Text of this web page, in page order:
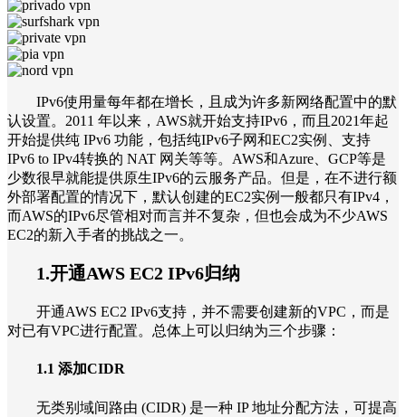
IPv6使用量每年都在增长，且成为许多新网络配置中的默
认设置。2011 年以来，AWS就开始支持IPv6，而且2021年起
开始提供纯 IPv6 功能，包括纯IPv6子网和EC2实例、支持
IPv6 to IPv4转换的 NAT 网关等等。AWS和Azure、GCP等是
少数很早就能提供原生IPv6的云服务产品。但是，在不进行额
外部署配置的情况下，默认创建的EC2实例一般都只有IPv4，
而AWS的IPv6尽管相对而言并不复杂，但也会成为不少AWS
EC2的新入手者的挑战之一。
1.开通AWS EC2 IPv6归纳
开通AWS EC2 IPv6支持，并不需要创建新的VPC，而是
对已有VPC进行配置。总体上可以归纳为三个步骤：
1.1 添加CIDR
无类别域间路由 (CIDR) 是一种 IP 地址分配方法，可提高